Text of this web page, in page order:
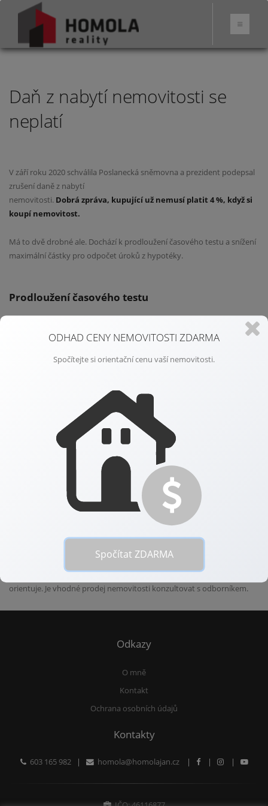
Daň z nabytí nemovitosti se
neplatí
V září roku 2020 schválila Poslanecká sněmovna a prezident podepsal
zrušení daně z nabytí
nemovitosti. Dobrá zpráva, kupující už nemusí platit 4 %, když si
koupí nemovitost.
Má to dvě drobné ale. Dochází k prodloužení časového testu a snížení
maximální částky pro odpočet úroků z hypotéky.
Prodloužení časového testu
S určitými výjimkami platilo, že je vlastník nemovitosti osvobozen od
daně z příjmů při jejím prodeji v případě, že prodávanou nemovitost
prodlužuje na 10 let. Uvedené neplatí u případů, kdy má majitel
případě je i nadále lhůta dvouletá.
Snížení odpočtu úroků u hypoték
V rámci přijímaného zákona o zrušení daně z nabytí nemovitých věcí
došlo ke snížení maximálního odpočtu úhrnné částky úroků
u hypoték (ze všech úvěrů poplatníků v téže společně hospodařící
domácnosti), o kterou je možné snížit základ daně ze současných
Každopádně doporučuji,poradit se před prodejem nemovitosti s
, který tyto praktické kroky zná a velmi dobře se v nich
orientuje. Je vhodné prodej nemovitosti konzultovat s odborníkem.
Odkazy
O mně
Kontakt
Ochrana osobních údajů
Kontakty
603 165 982| homola@homolajan.cz| | |
ODHAD CENY NEMOVITOSTI ZDARMA
Spočítejte si orientační cenu vaší nemovitosti.
Spočítat ZDARMA